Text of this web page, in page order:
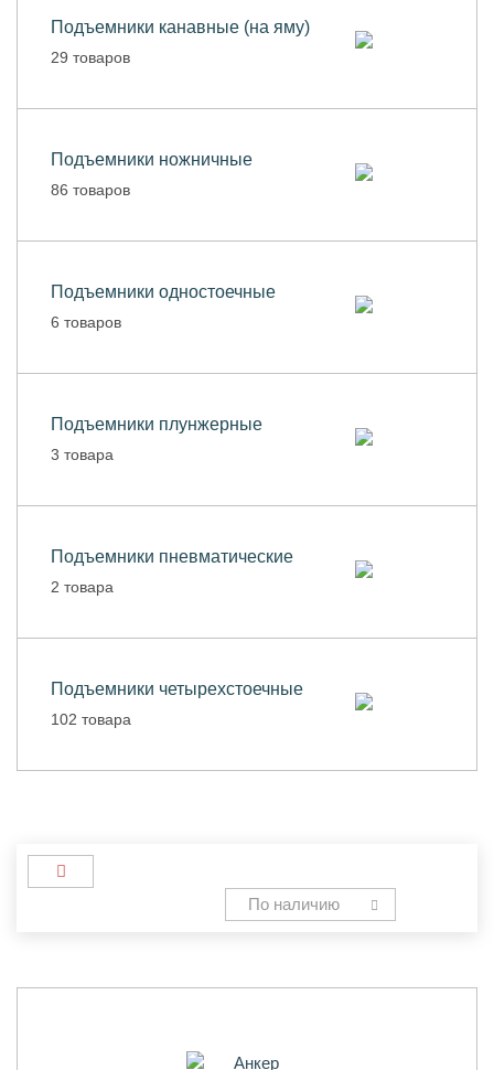
Подъемники канавные (на яму)
29 товаров
Подъемники ножничные
86 товаров
Подъемники одностоечные
6 товаров
Подъемники плунжерные
3 товара
Подъемники пневматические
2 товара
Подъемники четырехстоечные
102 товара
По наличию